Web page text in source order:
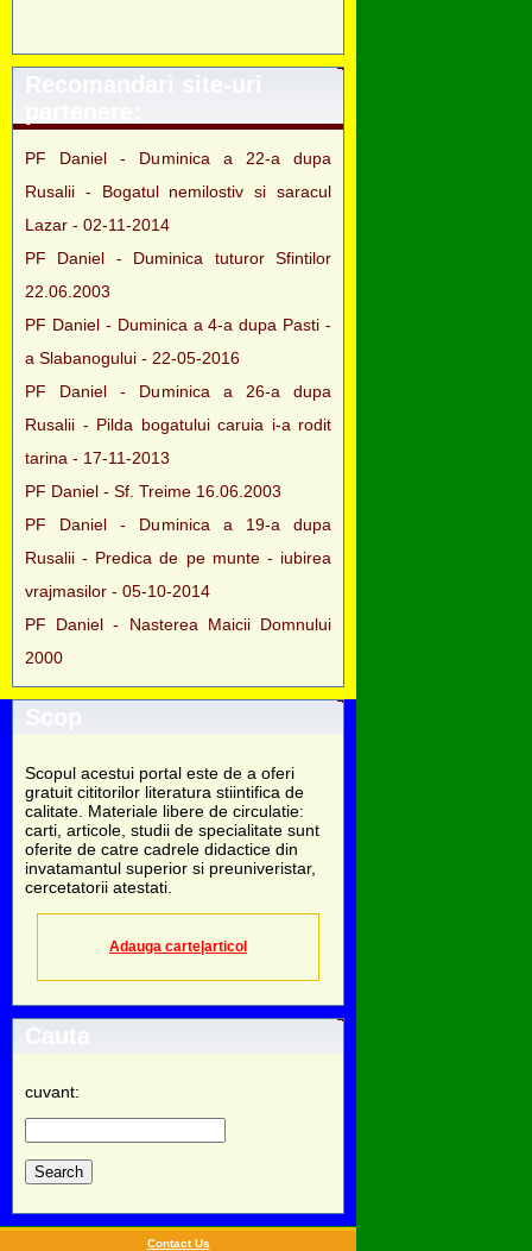
Recomandari site-uri
PF Daniel - Duminica a 22-a dupa
Rusalii - Bogatul nemilostiv si saracul
Lazar - 02-11-2014
PF Daniel - Duminica tuturor Sfintilor
22.06.2003
PF Daniel - Duminica a 4-a dupa Pasti -
a Slabanogului - 22-05-2016
PF Daniel - Duminica a 26-a dupa
Rusalii - Pilda bogatului caruia i-a rodit
tarina - 17-11-2013
PF Daniel - Sf. Treime 16.06.2003
PF Daniel - Duminica a 19-a dupa
Rusalii - Predica de pe munte - iubirea
vrajmasilor - 05-10-2014
PF Daniel - Nasterea Maicii Domnului
2000
Scop
Scopul acestui portal este de a oferi
gratuit cititorilor literatura stiintifica de
calitate. Materiale libere de circulatie:
carti, articole, studii de specialitate sunt
oferite de catre cadrele didactice din
invatamantul superior si preuniveristar,
cercetatorii atestati.
Adauga carte|articol
Cauta
cuvant:
Contact Us